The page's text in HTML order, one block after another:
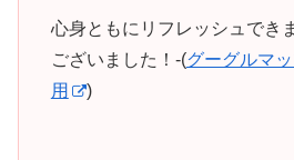
心身ともにリフレッシュでき
ございました！-(グーグルマ
用
)